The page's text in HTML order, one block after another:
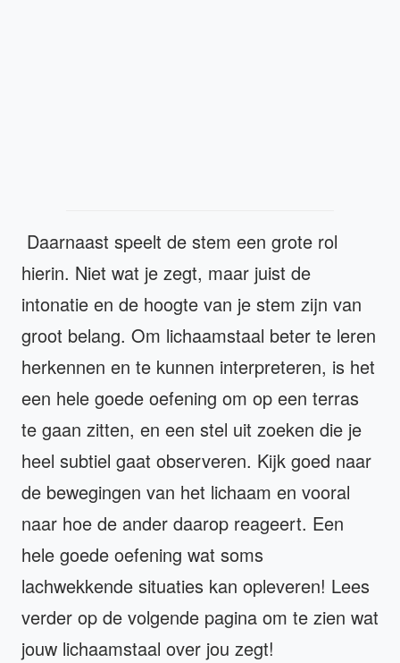
Daarnaast speelt de stem een grote rol
hierin. Niet wat je zegt, maar juist de
intonatie en de hoogte van je stem zijn van
groot belang. Om lichaamstaal beter te leren
herkennen en te kunnen interpreteren, is het
een hele goede oefening om op een terras
te gaan zitten, en een stel uit zoeken die je
heel subtiel gaat observeren. Kijk goed naar
de bewegingen van het lichaam en vooral
naar hoe de ander daarop reageert. Een
hele goede oefening wat soms
lachwekkende situaties kan opleveren! Lees
verder op de volgende pagina om te zien wat
jouw lichaamstaal over jou zegt!